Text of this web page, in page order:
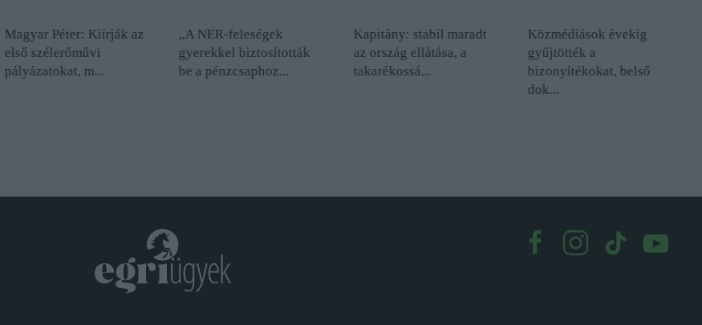
Magyar Péter: Kiírják az
első szélerőművi
pályázatokat, m...
„A NER-feleségek
gyerekkel biztosították
be a pénzcsaphoz...
Kapitány: stabil maradt
az ország ellátása, a
takarékossá...
Közmédiások évekig
gyűjtötték a
bizonyítékokat, belső
dok...